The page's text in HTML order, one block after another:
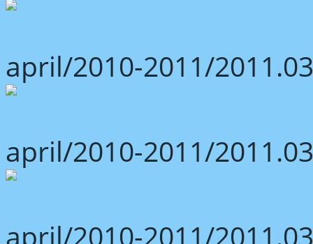
april/2010-2011/
april/2010-2011/
april/2010-2011/